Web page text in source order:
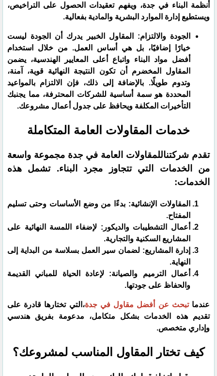
أنظمة البناء في جدة، ويفهم تعقيدات الحصول على التراخيص،
ويستطيع إدارة الموارد البشرية والمادية بفعالية.
​الجودة والالتزام: المقاول الخبير يدرك أن الجودة ليست
خيارًا إضافيًا، بل هي أساس العمل. من خلال استخدام
أفضل مواد البناء واتباع أعلى المعايير الهندسية، يضمن
المقاول المخضرم أن تكون النتيجة النهائية قوية، آمنة،
وتدوم طويلًا. بالإضافة إلى ذلك، فإن الالتزام بالمواعيد
المحددة هو سمة أساسية للشركات المحترفة، مما يجنبك
التأخيرات المكلفة ويحافظ على جدول أعمال مشروعك.
​خدمات المقاولات العامة المتكاملة
​تقدم شركتناللمقاولات العامة في جدة مجموعة واسعة
من الخدمات التي تتجاوز مجرد البناء. تشمل هذه
الخدمات:
​المقاولات الإنشائية: بدءًا من وضع الأساسات وحتى تسليم
المفتاح.
​أعمال التشطيبات والديكور: لإضفاء اللمسة النهائية على
المشاريع السكنية والتجارية.
​إدارة المشاريع: لضمان سير العمل بسلاسة من البداية إلى
النهاية.
​أعمال الترميم والصيانة: لإعادة الحياة للمباني القديمة
والحفاظ على جودتها.
​عندماتبحث عن أفضل مقاول في جدة،التي تختارها قادرة على
تقديم هذه الخدمات بشكل متكامل، مدعومة بفريق هندسي
وإداري متخصص.
​كيف تختار المقاول المناسب لمشروعك؟